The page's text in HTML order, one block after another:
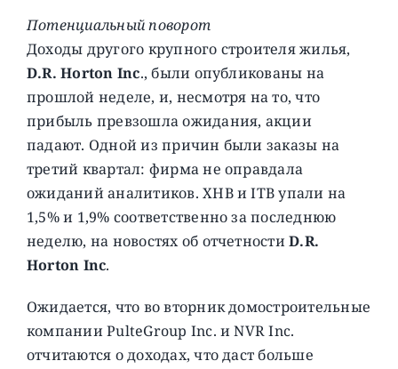
Потенциальный поворот
Доходы другого крупного строителя жилья,
D.R. Horton Inc., были опубликованы на
прошлой неделе, и, несмотря на то, что
прибыль превзошла ожидания, акции
падают. Одной из причин были заказы на
третий квартал: фирма не оправдала
ожиданий аналитиков. XHB и ITB упали на
1,5% и 1,9% соответственно за последнюю
неделю, на новостях об отчетностиD.R.
Horton Inc.
Ожидается, что во вторник домостроительные
компании PulteGroup Inc. и NVR Inc.
отчитаются о доходах, что даст больше